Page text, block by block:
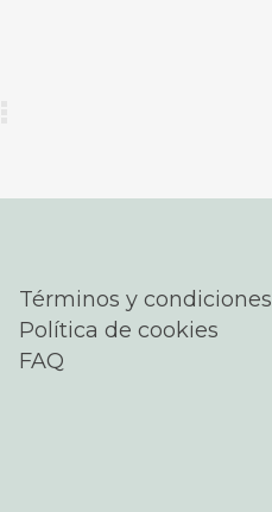
Términos y condiciones
Política de cookies
FAQ